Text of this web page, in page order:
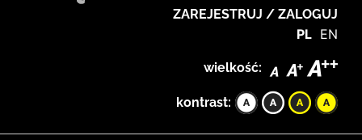
ZAREJESTRUJ / ZALOGUJ
PL EN
wielkość:
kontrast: